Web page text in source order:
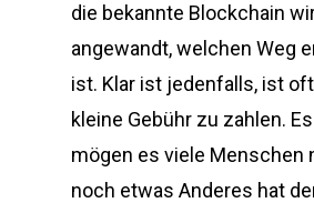
die bekannte Blockchain
angewandt, welchen Weg
ist. Klar ist jedenfalls, ist
kleine Gebühr zu zahlen.
mögen es viele Menschen
noch etwas Anderes hat